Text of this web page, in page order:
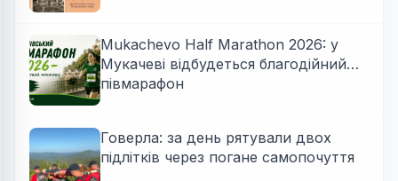
Mukachevo Half Marathon 2026: у
Мукачеві відбудеться благодійний
півмарафон
Говерла: за день рятували двох
підлітків через погане самопочуття